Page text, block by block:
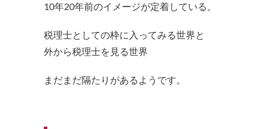
10年20年前のイメージが定着している。
税理士としての枠に入ってみる世界と
外から税理士を見る世界
まだまだ隔たりがあるようです。